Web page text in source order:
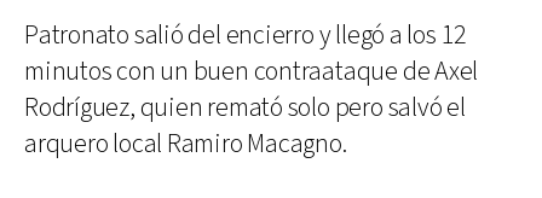
Patronato salió del encierro y llegó a los 12
minutos con un buen contraataque de Axel
Rodríguez, quien remató solo pero salvó el
arquero local Ramiro Macagno.